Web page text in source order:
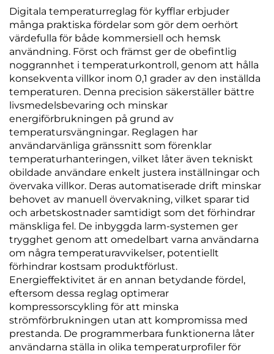
Digitala temperaturreglag för kyfflar erbjuder
många praktiska fördelar som gör dem oerhört
värdefulla för både kommersiell och hemsk
användning. Först och främst ger de obefintlig
noggrannhet i temperaturkontroll, genom att hålla
konsekventa villkor inom 0,1 grader av den inställda
temperaturen. Denna precision säkerställer bättre
livsmedelsbevaring och minskar
energiförbrukningen på grund av
temperatursvängningar. Reglagen har
användarvänliga gränssnitt som förenklar
temperaturhanteringen, vilket låter även tekniskt
obildade användare enkelt justera inställningar och
övervaka villkor. Deras automatiserade drift minskar
behovet av manuell övervakning, vilket sparar tid
och arbetskostnader samtidigt som det förhindrar
mänskliga fel. De inbyggda larm-systemen ger
trygghet genom att omedelbart varna användarna
om några temperaturavvikelser, potentiellt
förhindrar kostsam produktförlust.
Energieffektivitet är en annan betydande fördel,
eftersom dessa reglag optimerar
kompressorscykling för att minska
strömförbrukningen utan att kompromissa med
prestanda. De programmerbara funktionerna låter
användarna ställa in olika temperaturprofiler för